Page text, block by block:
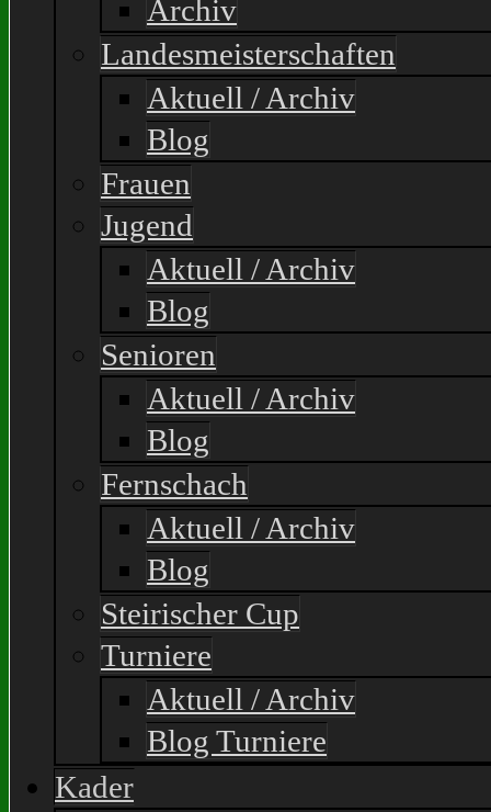
Archiv
Landesmeisterschaften
Aktuell / Archiv
Blog
Frauen
Jugend
Aktuell / Archiv
Blog
Senioren
Aktuell / Archiv
Blog
Fernschach
Aktuell / Archiv
Blog
Steirischer Cup
Turniere
Aktuell / Archiv
Blog Turniere
Kader